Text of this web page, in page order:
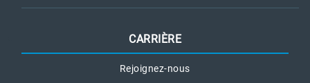
CARRIÈRE
Rejoignez-nous